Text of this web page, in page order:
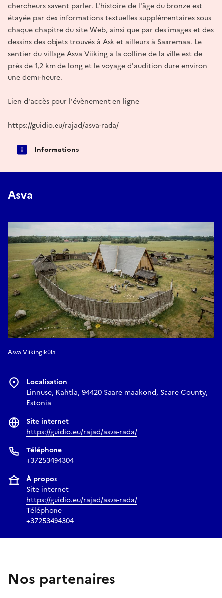
chercheurs savent parler. L'histoire de l'âge du bronze est
étayée par des informations textuelles supplémentaires sous
chaque chapitre du site Web, ainsi que par des images et des
dessins des objets trouvés à Ask et ailleurs à Saaremaa. Le
sentier du village Asva Viiking à la colline de la ville est de
près de 1,2 km de long et le voyage d'audition dure environ
une demi-heure.
Lien d'accès pour l'évènement en ligne
https://guidio.eu/rajad/asva-rada/
Informations
Asva
Asva Viikingiküla
Localisation
Linnuse, Kahtla, 94420 Saare maakond, Saare County,
Estonia
Site internet
https://guidio.eu/rajad/asva-rada/
Téléphone
+37253494304
À propos
Site internet
https://guidio.eu/rajad/asva-rada/
Téléphone
+37253494304
Nos partenaires